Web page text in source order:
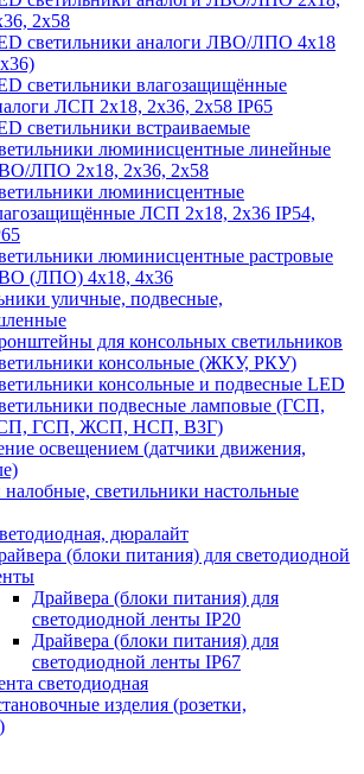
2х58
светильники аналоги ЛВО/ЛПО 4х18
светильники влагозащищённые
ЛСП 2х18, 2х36, 2х58 IP65
светильники встраиваемые
люминисцентные линейные
ЛПО 2х18, 2х36, 2х58
люминисцентные
ЛСП 2х18, 2х36 IP54,
люминисцентные растровые
(ЛПО) 4х18, 4х36
уличные, подвесные,
для консольных светильников
консольные (ЖКУ, РКУ)
консольные и подвесные LED
подвесные ламповые (ГСП,
ГСП, ЖСП, НСП, ВЗГ)
освещением (датчики движения,
светильники настольные
дюралайт
(блоки питания) для светодиодной
Драйвера (блоки питания) для
светодиодной ленты IP20
Драйвера (блоки питания) для
светодиодной ленты IP67
светодиодная
изделия (розетки,